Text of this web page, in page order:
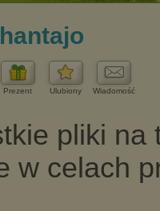
hantajo
Prezent Ulubiony Wiadomość